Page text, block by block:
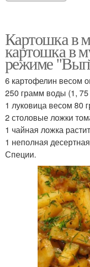
Картошка в
картошка в
режиме
6 картофелин весом
250 грамм воды (1,
1 луковица весом 80
2 столовые ложки
1 чайная ложка
1 неполная
Специи.